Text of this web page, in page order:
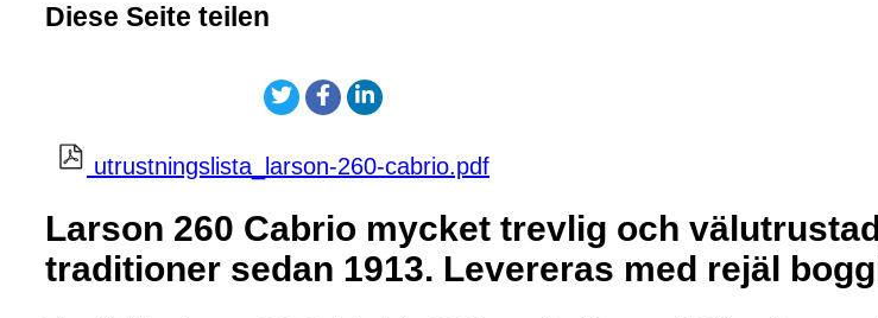
Diese Seite teilen
utrustningslista_larson-260-cabrio.pdf
Larson 260 Cabrio mycket trevlig och
traditioner sedan 1913. Levereras med rejäl